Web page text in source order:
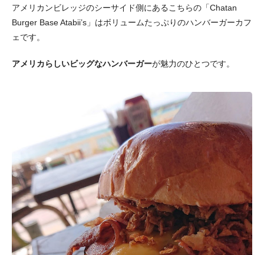
アメリカンビレッジのシーサイド側にあるこちらの「Chatan
Burger Base Atabii’s」はボリュームたっぷりのハンバーガーカフ
ェです。
アメリカらしいビッグなハンバーガーが魅力のひとつです。